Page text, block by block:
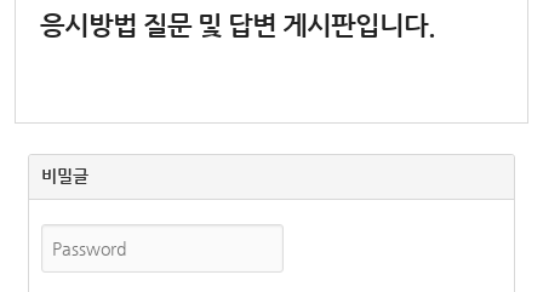
응시방법 질문 및 답변 게시판입니다.
비밀글